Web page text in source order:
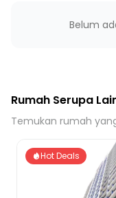
Belum
Rumah Serupa
Temukan rumah
Hot Deals